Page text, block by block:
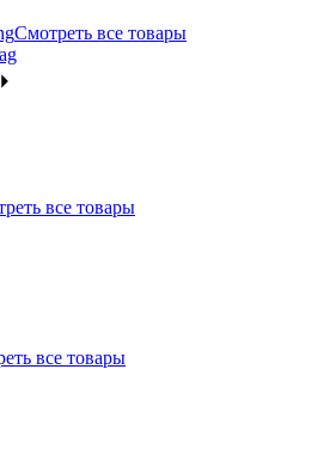
Смотреть все товары
все товары
все товары